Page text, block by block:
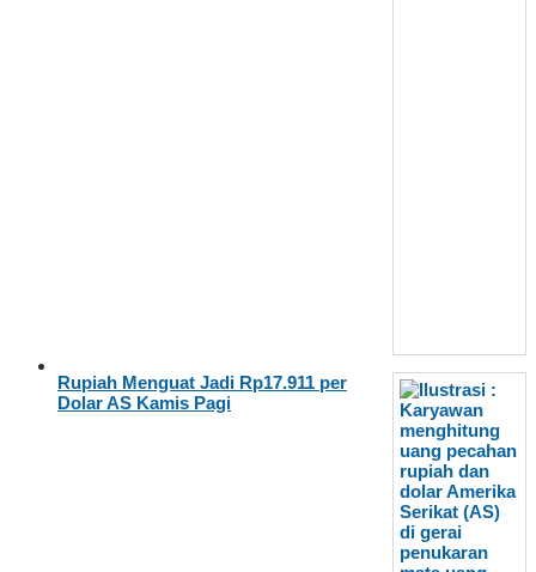
Rupiah Menguat Jadi Rp17.911 per
Dolar AS Kamis Pagi